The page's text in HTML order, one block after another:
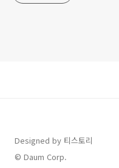
Designed by 티스토리
© Daum Corp.